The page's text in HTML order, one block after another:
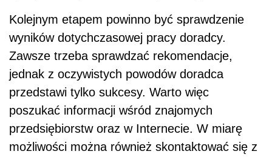
Kolejnym etapem powinno być sprawdzenie
wyników dotychczasowej pracy doradcy.
Zawsze trzeba sprawdzać rekomendacje,
jednak z oczywistych powodów doradca
przedstawi tylko sukcesy. Warto więc
poszukać informacji wśród znajomych
przedsiębiorstw oraz w Internecie. W miarę
możliwości można również skontaktować się z